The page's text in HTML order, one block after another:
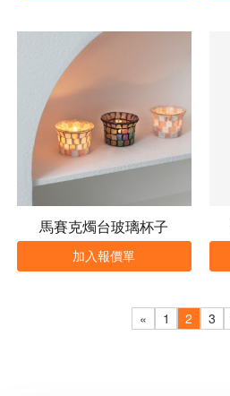
馬賽克燭台玻璃杯子
加入報價單
« 1 2 3